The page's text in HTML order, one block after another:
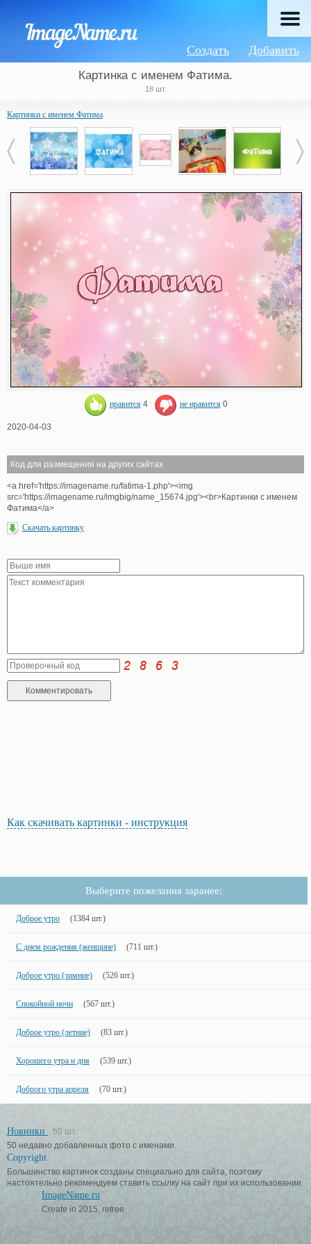
Добавить
Создать
Картинка с именем Фатима.
18 шт.
Картинки с именем Фатима
нравится 4 не нравится 0
2020-04-03
Код для размещения на других сайтах
<a href='https://imagename.ru/fatima-1.php'><img
src='https://imagename.ru/imgbig/name_15674.jpg'><br>Картинки с именем
Фатима</a>
Скачать картинку
Как скачивать картинки - инструкция
Выберите пожелания заранее:
Доброе утро (1384 шт.)
С днем рождения (женщине) (711 шт.)
Доброе утро (зимние) (526 шт.)
Спокойной ночи (567 шт.)
Доброе утро (летние) (83 шт.)
Хорошего утра и дня (539 шт.)
Доброго утра апреля (70 шт.)
Новинки
50 шт.
50 недавно добавленных фото с именами.
Copyright
Большинство картинок созданы специально для сайта, поэтому
настоятельно рекомендуем ставить ссылку на сайт при их использовании.
ImageName.ru
Create in 2015, retree